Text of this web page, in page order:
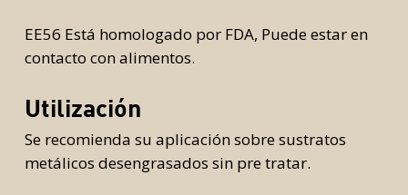
EE56 Está homologado por FDA, Puede estar en
contacto con alimentos.
Utilización
Se recomienda su aplicación sobre sustratos
metálicos desengrasados sin pre tratar.